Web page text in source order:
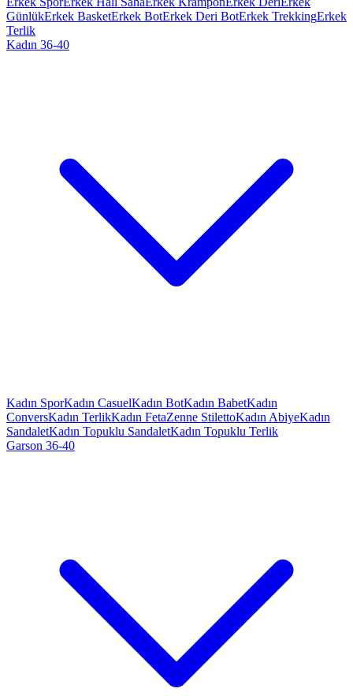
GünlükErkek BasketErkek BotErkek Deri BotErkek TrekkingErkek
Terlik
Kadın 36-40
Kadın SporKadın CasuelKadın BotKadın BabetKadın
ConversKadın TerlikKadın FetaZenne StilettoKadın AbiyeKadın
SandaletKadın Topuklu SandaletKadın Topuklu Terlik
Garson 36-40